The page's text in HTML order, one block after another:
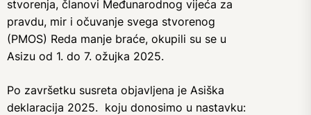
stvorenja, članovi Međunarodnog vijeća za
pravdu, mir i očuvanje svega stvorenog
(PMOS) Reda manje braće, okupili su se u
Asizu od 1. do 7. ožujka 2025.
Po završetku susreta objavljena je Asiška
deklaracija 2025. koju donosimo u nastavku: